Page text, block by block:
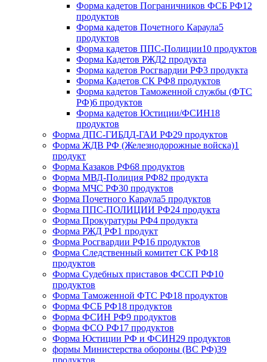
Форма кадетов Пограничников ФСБ РФ12
продуктов
Форма кадетов Почетного Караула5
продуктов
Форма кадетов ППС-Полиции10 продуктов
Форма Кадетов РЖД2 продукта
Форма кадетов Росгвардии РФ3 продукта
Форма Кадетов СК РФ8 продуктов
Форма кадетов Таможенной службы (ФТС
РФ)6 продуктов
Форма кадетов Юстиции/ФСИН18
продуктов
Форма ДПС-ГИБДД-ГАИ РФ29 продуктов
Форма ЖДВ РФ (Железнодорожные войска)1
продукт
Форма Казаков РФ68 продуктов
Форма МВД-Полиция РФ82 продукта
Форма МЧС РФ30 продуктов
Форма Почетного Караула5 продуктов
Форма ППС-ПОЛИЦИИ РФ24 продукта
Форма Прокуратуры РФ4 продукта
Форма РЖД РФ1 продукт
Форма Росгвардии РФ16 продуктов
Форма Следственный комитет СК РФ18
продуктов
Форма Судебных приставов ФССП РФ10
продуктов
Форма Таможенной ФТС РФ18 продуктов
Форма ФСБ РФ18 продуктов
Форма ФСИН РФ9 продуктов
Форма ФСО РФ17 продуктов
Форма Юстиции РФ и ФСИН29 продуктов
формы Министерства обороны (ВС РФ)39
продуктов